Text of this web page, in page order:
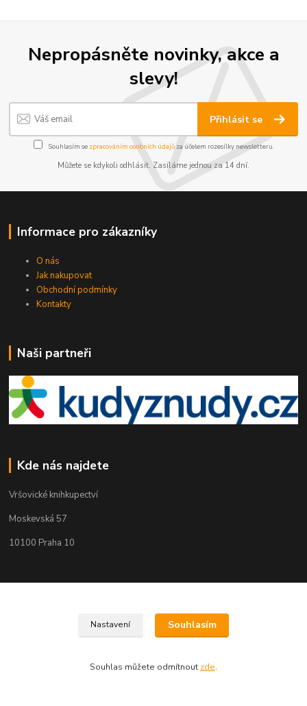
Nepropásněte novinky, akce a
slevy!
Přihlásit se
Souhlasím se zpracováním osobních údajůza účelem rozesílky newsletteru.
Můžete se kdykoli odhlásit. Zasíláme jednou za 14 dní.
Informace pro zákazníky
O nás
Jak nakupovat
Obchodní podmínky
Kontakty
Naši partneři
Kde nás najdete
Vršovické knihkupectví
Moskevská 57
10100 Praha 10
(Po-Pá, 9-18 ,So 9-12)
Nastavení Souhlasím
Souhlas můžete odmítnout zde.